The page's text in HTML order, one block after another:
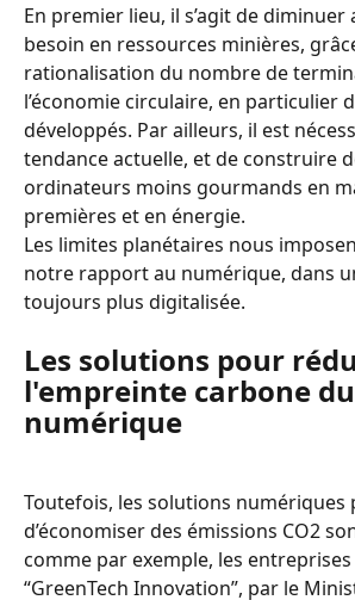
En premier lieu, il s’agit de
besoin en ressources minières,
rationalisation du nombre de
l’économie circulaire, en particulier
développés. Par ailleurs, il est
tendance actuelle, et de construire
ordinateurs moins gourmands en
premières et en énergie.
Les limites planétaires nous
notre rapport au numérique, dans
toujours plus digitalisée.
Les solutions pour
l'empreinte carbone du
numérique
Toutefois, les solutions
d’économiser des émissions CO2
comme par exemple, les entreprises
“GreenTech Innovation”, par le